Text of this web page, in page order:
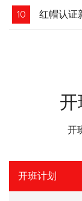
师）证书？申请
10 红帽认证
开
开
开班计划